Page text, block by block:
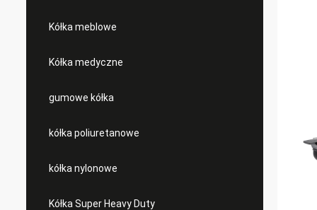
Kółka meblowe
Kółka medyczne
gumowe kółka
kółka poliuretanowe
kółka nylonowe
Kółka Super Heavy Duty